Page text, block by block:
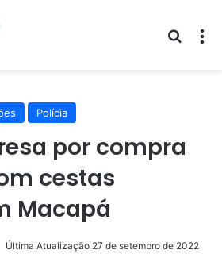
Polícia
por compra
cestas
Macapá
Última Atualização 27 de setembro de 2022